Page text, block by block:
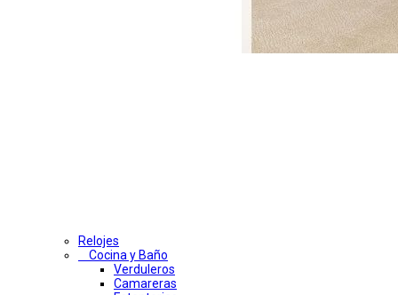
Relojes
Cocina y Baño
Verduleros
Camareras